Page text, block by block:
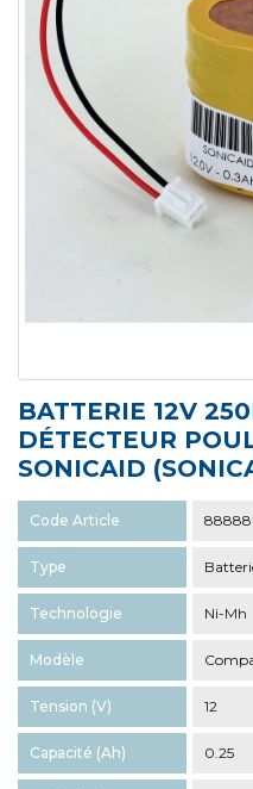
BATTERIE 12V
DÉTECTEUR
SONICAID
Code Article
Type
Technologie Ni-Mh
Modèle
Tension (V) 12
Capacité (Ah) 0.25